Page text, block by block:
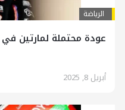
الرياضة
عودة محتملة لمارتين
أبريل 8, 2025